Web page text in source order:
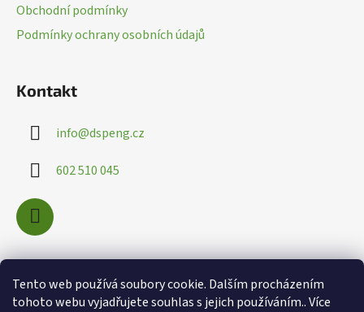
Tento web používá soubory cookie. Dalším procházením
tohoto webu vyjadřujete souhlas s jejich používáním.. Více
Obchodní podmínky
Podmínky ochrany osobních údajů
Kontakt
info@dspeng.cz
602 510 045
Nákupní košík